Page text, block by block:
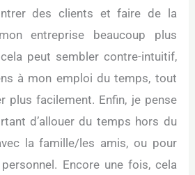
des clients et faire de la
entreprise beaucoup plus
peut sembler contre-intuitif,
à mon emploi du temps, tout
plus facilement. Enfin, je pense
d’allouer du temps hors du
la famille/les amis, ou pour
Encore une fois, cela